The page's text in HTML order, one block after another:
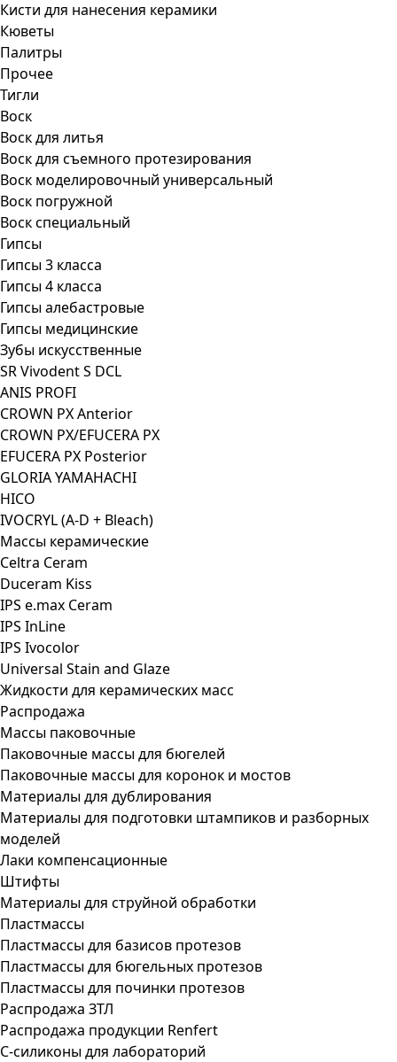
Кисти для нанесения керамики
Кюветы
Палитры
Прочее
Тигли
Воск
Воск для литья
Воск для съемного протезирования
Воск моделировочный универсальный
Воск погружной
Воск специальный
Гипсы
Гипсы 3 класса
Гипсы 4 класса
Гипсы алебастровые
Гипсы медицинские
Зубы искусственные
SR Vivodent S DCL
ANIS PROFI
CROWN PX Anterior
CROWN PX/EFUCERA PX
EFUCERA PX Posterior
GLORIA YAMAHACHI
HICO
IVOCRYL (A-D + Bleach)
Массы керамические
Celtra Ceram
Duceram Kiss
IPS e.max Ceram
IPS InLine
IPS Ivocolor
Universal Stain and Glaze
Жидкости для керамических масс
Распродажа
Массы паковочные
Паковочные массы для бюгелей
Паковочные массы для коронок и мостов
Материалы для дублирования
Материалы для подготовки штампиков и разборных
моделей
Лаки компенсационные
Штифты
Материалы для струйной обработки
Пластмассы
Пластмассы для базисов протезов
Пластмассы для бюгельных протезов
Пластмассы для починки протезов
Распродажа ЗТЛ
Распродажа продукции Renfert
С-силиконы для лабораторий